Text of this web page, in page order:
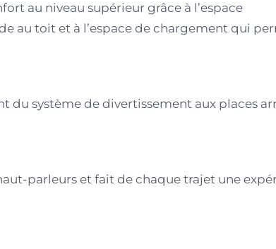
au niveau supérieur grâce à l’espace
au toit et à l’espace de chargement qui
du système de divertissement aux places
parleurs et fait de chaque trajet une